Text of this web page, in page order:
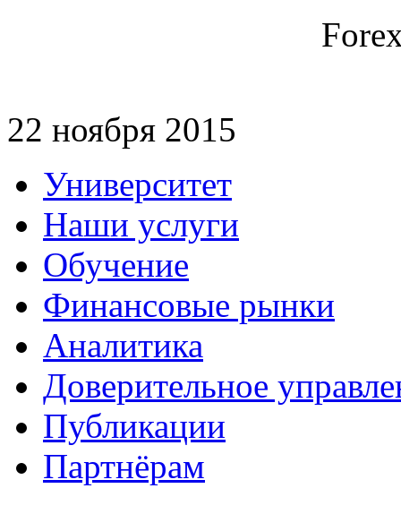
22 ноября 2015
Университет
Наши услуги
Обучение
Финансовые рынки
Аналитика
Доверительное
Публикации
Партнёрам